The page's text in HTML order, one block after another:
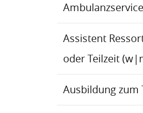
Assistent
oder Teilzeit
Ausbildung